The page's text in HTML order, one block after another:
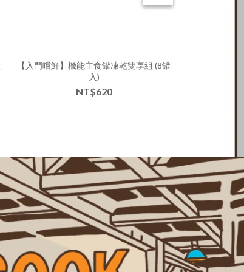
【入門嚐鮮】機能主食罐凍乾雙享組 (8罐
入)
NT$620